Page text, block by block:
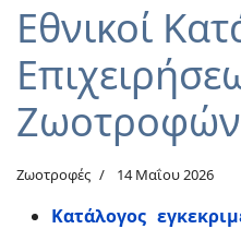
Εθνικοί
Ζωοτροφών
Ζωοτροφές 14 Μαΐου 2026
Κατάλογος